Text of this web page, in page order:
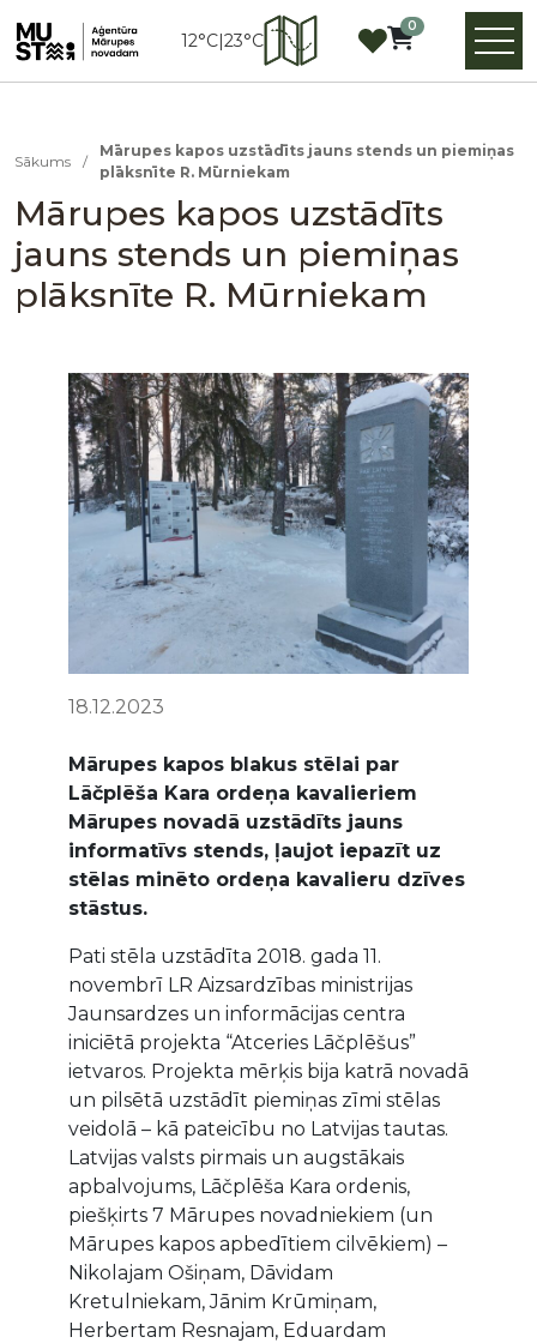
12°C|23°C
0
Sākums /
Mārupes kapos uzstādīts jauns stends un piemiņas
plāksnīte R. Mūrniekam
Mārupes kapos uzstādīts
jauns stends un piemiņas
plāksnīte R. Mūrniekam
18.12.2023
Mārupes kapos blakus stēlai par
Lāčplēša Kara ordeņa kavalieriem
Mārupes novadā uzstādīts jauns
informatīvs stends, ļaujot iepazīt uz
stēlas minēto ordeņa kavalieru dzīves
stāstus.
Pati stēla uzstādīta 2018. gada 11.
novembrī LR Aizsardzības ministrijas
Jaunsardzes un informācijas centra
iniciētā projekta “Atceries Lāčplēšus”
ietvaros. Projekta mērķis bija katrā novadā
un pilsētā uzstādīt piemiņas zīmi stēlas
veidolā – kā pateicību no Latvijas tautas.
Latvijas valsts pirmais un augstākais
apbalvojums, Lāčplēša Kara ordenis,
piešķirts 7 Mārupes novadniekiem (un
Mārupes kapos apbedītiem cilvēkiem) –
Nikolajam Ošiņam, Dāvidam
Kretulniekam, Jānim Krūmiņam,
Herbertam Resnajam, Eduardam